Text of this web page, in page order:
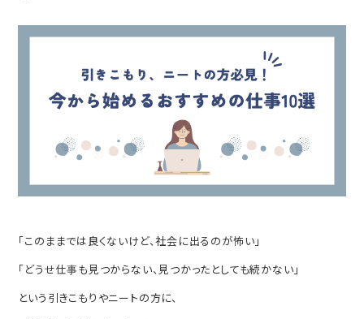
「このままでは良くないけど、社会に出るのが怖い」
「どうせ仕事も見つからない、見つかったとしても続かない」
という引きこもりやニートの方に、